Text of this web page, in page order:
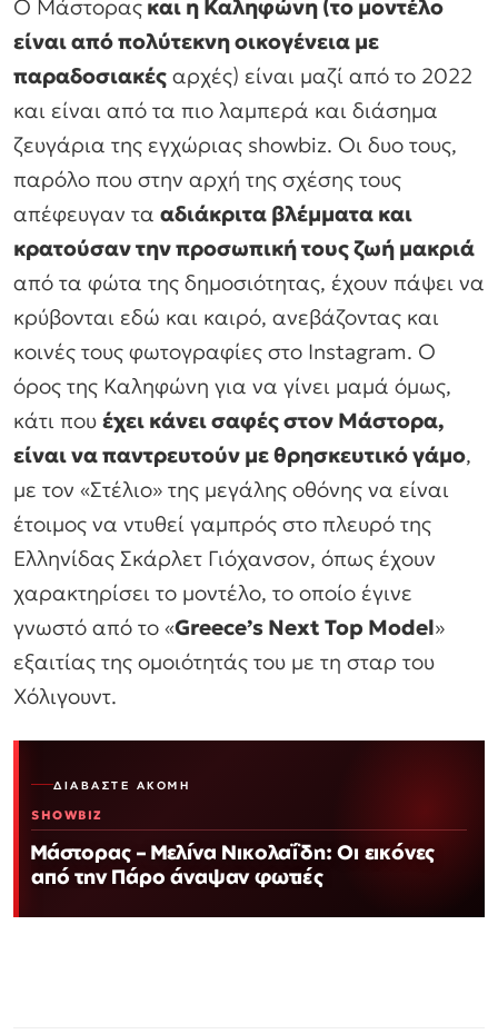
Ο Μάστορας και η Καληφώνη (το μοντέλο
είναι από πολύτεκνη οικογένεια με
παραδοσιακές αρχές) είναι μαζί από το 2022
και είναι από τα πιο λαμπερά και διάσημα
ζευγάρια της εγχώριας showbiz. Οι δυο τους,
παρόλο που στην αρχή της σχέσης τους
απέφευγαν τα αδιάκριτα βλέμματα και
κρατούσαν την προσωπική τους ζωή μακριά
από τα φώτα της δημοσιότητας, έχουν πάψει να
κρύβονται εδώ και καιρό, ανεβάζοντας και
κοινές τους φωτογραφίες στο Instagram. Ο
όρος της Καληφώνη για να γίνει μαμά όμως,
κάτι που έχει κάνει σαφές στον Μάστορα,
είναι να παντρευτούν με θρησκευτικό γάμο,
με τον «Στέλιο» της μεγάλης οθόνης να είναι
έτοιμος να ντυθεί γαμπρός στο πλευρό της
Ελληνίδας Σκάρλετ Γιόχανσον, όπως έχουν
χαρακτηρίσει το μοντέλο, το οποίο έγινε
γνωστό από το «Greece’s Next Top Model»
εξαιτίας της ομοιότητάς του με τη σταρ του
Χόλιγουντ.
ΔΙΑΒΆΣΤΕ ΑΚΌΜΗ
SHOWBIZ
Μάστορας – Μελίνα Νικολαΐδη: Οι εικόνες
από την Πάρο άναψαν φωτιές